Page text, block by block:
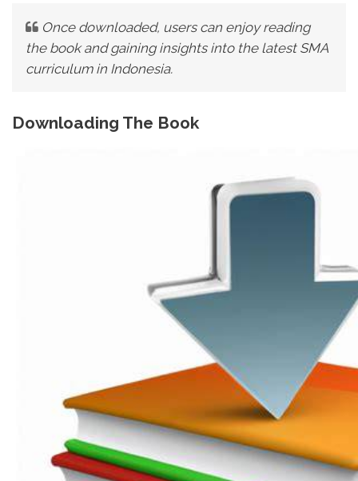
Once downloaded, users can enjoy reading
the book and gaining insights into the latest SMA
curriculum in Indonesia.
Downloading The Book